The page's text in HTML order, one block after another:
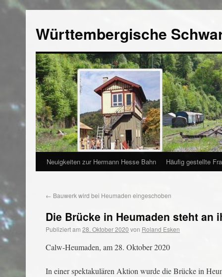
Württembergische
Neuigkeiten zur Hermann Hesse Bahn Häufig gestellte
← Bauwerk wird bei Heumaden eingeschoben
Die Brücke in Heumaden steht an
Publiziert am 28. Oktober 2020 von Roland Esken
Calw-Heumaden, am 28. Oktober 2020
In einer spektakulären Aktion wurde die Brücke in